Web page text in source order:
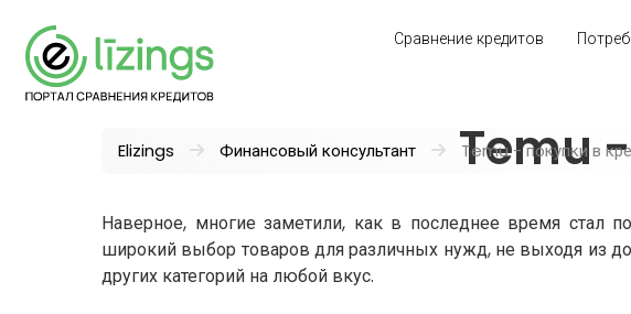
Сравнение кредитов
Elizings Финансовый консультант Temu - покупки в
Temu -
Наверное, многие заметили, как в последнее время стал
широкий выбор товаров для различных нужд, не выходя из
других категорий на любой вкус.